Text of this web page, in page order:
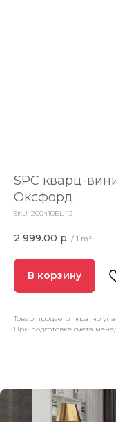
SPC кварц-
Оксфорд
SKU: 200410EL-12
2 999.00 р. / 1 m²
В корзину
Товар продается кратно
При подготовке счета